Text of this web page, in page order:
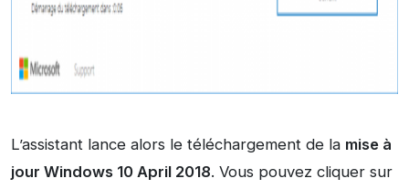
L’assistant lance alors le téléchargement de la mise à
jour Windows 10 April 2018. Vous pouvez cliquer sur